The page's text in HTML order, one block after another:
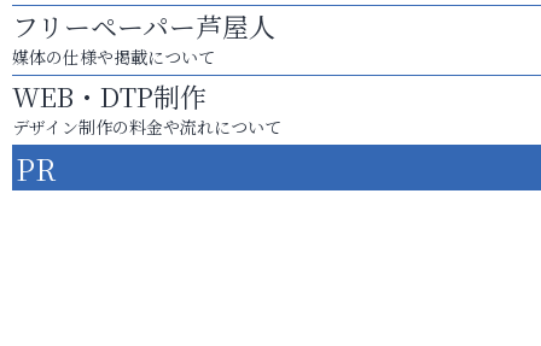
フリーペーパー芦屋人
媒体の仕様や掲載について
WEB・DTP制作
デザイン制作の料金や流れについて
PR